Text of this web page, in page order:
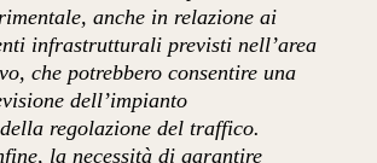
anche in relazione ai
infrastrutturali previsti nell’area
che potrebbero consentire una
dell’impianto
regolazione del traffico.
la necessità di garantire